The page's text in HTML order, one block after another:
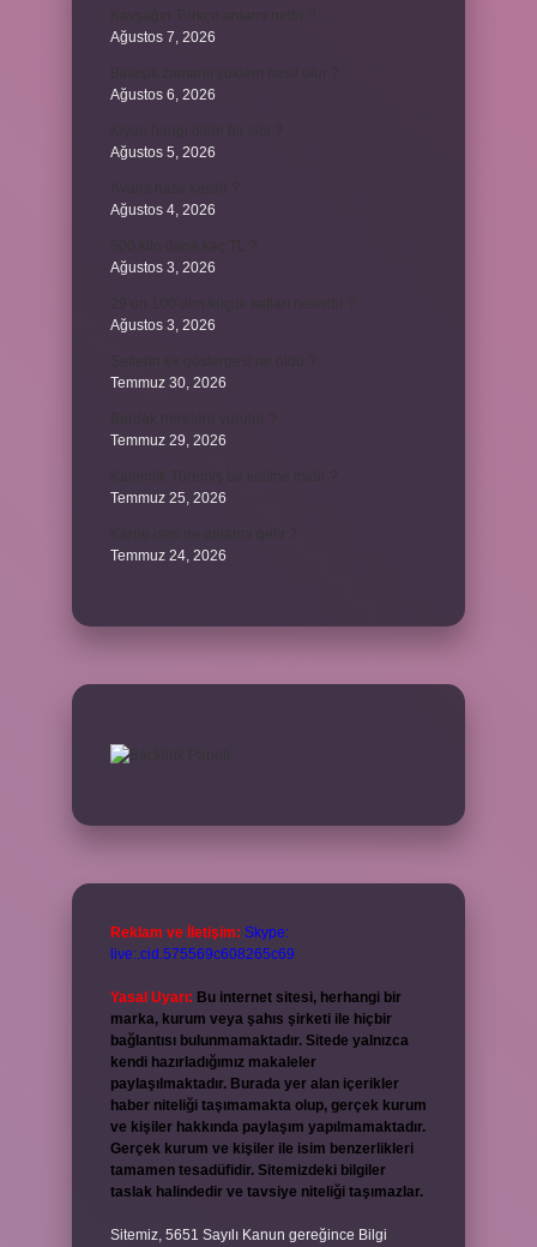
Ağustos 7, 2026
Ağustos 6, 2026
Ağustos 5, 2026
Ağustos 4, 2026
Ağustos 3, 2026
Ağustos 3, 2026
Temmuz 30, 2026
Temmuz 29, 2026
Temmuz 25, 2026
Temmuz 24, 2026
Reklam ve İletişim: Skype:
live:.cid.575569c608265c69
Yasal Uyarı: Bu internet sitesi, herhangi bir
marka, kurum veya şahıs şirketi ile hiçbir
bağlantısı bulunmamaktadır. Sitede yalnızca
kendi hazırladığımız makaleler
paylaşılmaktadır. Burada yer alan içerikler
haber niteliği taşımamakta olup, gerçek kurum
ve kişiler hakkında paylaşım yapılmamaktadır.
Gerçek kurum ve kişiler ile isim benzerlikleri
tamamen tesadüfidir. Sitemizdeki bilgiler
taslak halindedir ve tavsiye niteliği taşımazlar.
Sitemiz, 5651 Sayılı Kanun gereğince Bilgi